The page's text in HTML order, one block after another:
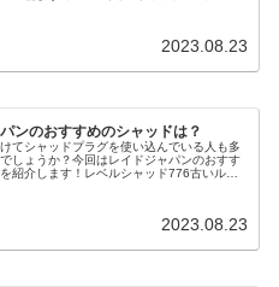
2023.08.23
ンのおすすめのシャッドは？
てシャッドプラグを使い込んでいる人も多
しょうか？今回はレイドジャパンのおすす
紹介します！レベルシャッド776古いルア
2023.08.23